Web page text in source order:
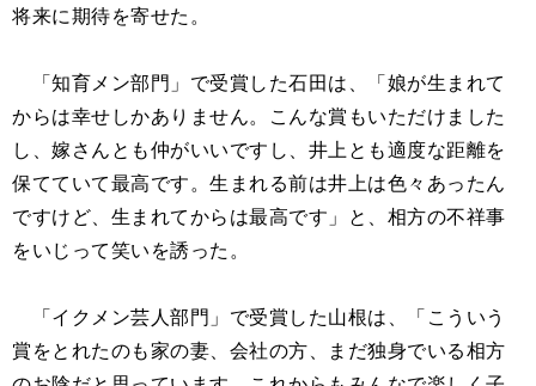
将来に期待を寄せた。
「知育メン部門」で受賞した石田は、「娘が生まれて
からは幸せしかありません。こんな賞もいただけました
し、嫁さんとも仲がいいですし、井上とも適度な距離を
保てていて最高です。生まれる前は井上は色々あったん
ですけど、生まれてからは最高です」と、相方の不祥事
をいじって笑いを誘った。
「イクメン芸人部門」で受賞した山根は、「こういう
賞をとれたのも家の妻、会社の方、まだ独身でいる相方